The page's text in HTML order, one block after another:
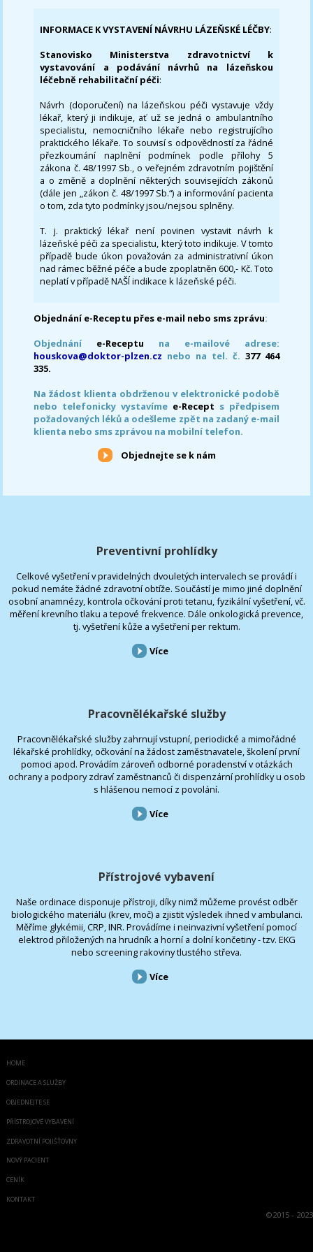
INFORMACE K VYSTAVENÍ NÁVRHU LÁZEŇSKÉ LÉČBY:
Stanovisko Ministerstva zdravotnictví k
vystavování a podávání návrhů na lázeňskou
léčebně rehabilitační péči:
Návrh (doporučení) na lázeňskou péči vystavuje vždy
lékař, který ji indikuje, ať už se jedná o ambulantního
specialistu, nemocničního lékaře nebo registrujícího
praktického lékaře. To souvisí s odpovědností za řádné
přezkoumání naplnění podmínek podle přílohy 5
zákona č. 48/1997 Sb., o veřejném zdravotním pojištění
a o změně a doplnění některých souvisejících zákonů
(dále jen „zákon č. 48/1997 Sb.“) a informování pacienta
o tom, zda tyto podmínky jsou/nejsou splněny.
T. j. praktický lékař není povinen vystavit návrh k
lázeňské péči za specialistu, který toto indikuje. V tomto
případě bude úkon považován za administrativní úkon
nad rámec běžné péče a bude zpoplatněn 600,- Kč. Toto
neplatí v případě NAŠÍ indikace k lázeňské péči.
Objednání e-Receptu přes e-mail nebo sms zprávu:
Objednání e-Receptu na e-mailové adrese:
houskova@doktor-plzen.cz nebo na tel. č. 377 464
335.
Na žádost klienta obdrženou v elektronické podobě
nebo telefonicky vystavíme e-Recept s předpisem
požadovaných léků a odešleme zpět na zadaný e-mail
klienta nebo sms zprávou na mobilní telefon.
Objednejte se k nám
Preventivní prohlídky
Celkové vyšetření v pravidelných dvouletých intervalech se provádí i
pokud nemáte žádné zdravotní obtíže. Součástí je mimo jiné doplnění
osobní anamnézy, kontrola očkování proti tetanu, fyzikální vyšetření, vč.
měření krevního tlaku a tepové frekvence. Dále onkologická prevence,
tj. vyšetření kůže a vyšetření per rektum.
Více
Pracovnělékařské služby
Pracovnělékařské služby zahrnují vstupní, periodické a mimořádné
lékařské prohlídky, očkování na žádost zaměstnavatele, školení první
pomoci apod. Provádím zároveň odborné poradenství v otázkách
ochrany a podpory zdraví zaměstnanců či dispenzární prohlídky u osob
s hlášenou nemocí z povolání.
Více
Přístrojové vybavení
Naše ordinace disponuje přístroji, díky nimž můžeme provést odběr
biologického materiálu (krev, moč) a zjistit výsledek ihned v ambulanci.
Měříme glykémii, CRP, INR. Provádíme i neinvazivní vyšetření pomocí
elektrod přiložených na hrudník a horní a dolní končetiny - tzv. EKG
nebo screening rakoviny tlustého střeva.
Více
HOME
ORDINACE A SLUŽBY
OBJEDNEJTE SE
PŘÍSTROJOVÉ VYBAVENÍ
ZDRAVOTNÍ POJIŠŤOVNY
NOVÝ PACIENT
CENÍK
KONTAKT
©2015 - 2023